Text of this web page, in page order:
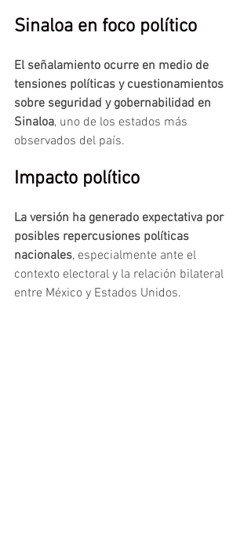
Sinaloa en foco político
El señalamiento ocurre en medio de
tensiones políticas y cuestionamientos
sobre seguridad y gobernabilidad en
Sinaloa, uno de los estados más
observados del país.
Impacto político
La versión ha generado expectativa por
posibles repercusiones políticas
nacionales, especialmente ante el
contexto electoral y la relación bilateral
entre México y Estados Unidos.